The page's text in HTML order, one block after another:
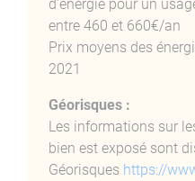
d'énergie pour un
entre 460 et 660€/an
Prix moyens des
2021
Géorisques :
Les informations sur
bien est exposé sont
Géorisques https://